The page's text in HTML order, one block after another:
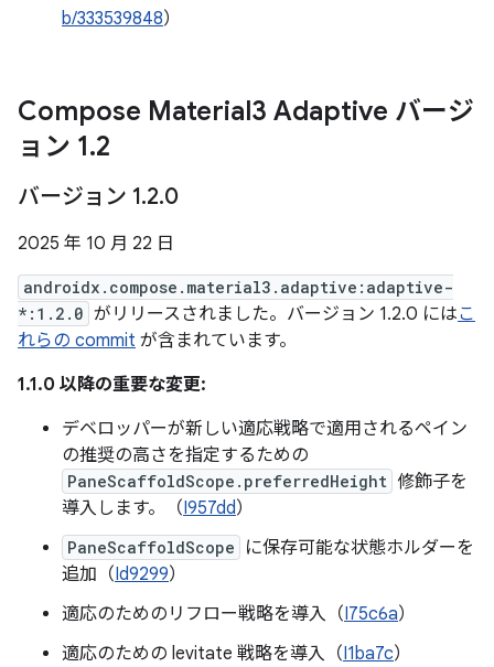
b/333539848）
Compose Material3 Adaptive バージ
ョン 1.2
バージョン 1.2.0
2025 年 10 月 22 日
androidx.compose.material3.adaptive:adaptive-
*:1.2.0 がリリースされました。バージョン 1.2.0 にはこ
れらの commit が含まれています。
1.1.0 以降の重要な変更:
デベロッパーが新しい適応戦略で適用されるペイン
の推奨の高さを指定するための
PaneScaffoldScope.preferredHeight 修飾子を
導入します。（I957dd）
PaneScaffoldScope
に保存可能な状態ホルダーを
追加（Id9299）
適応のためのリフロー戦略を導入（I75c6a）
適応のための levitate 戦略を導入（I1ba7c）